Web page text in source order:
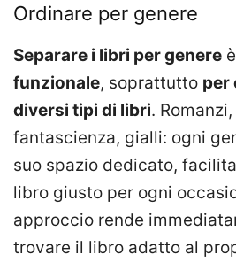
Ordinare per genere
Separare i libri per genere
funzionale, soprattutto per
diversi tipi di libri.
fantascienza, gialli: ogni
suo spazio dedicato,
libro giusto per ogni
approccio rende
trovare il libro adatto al